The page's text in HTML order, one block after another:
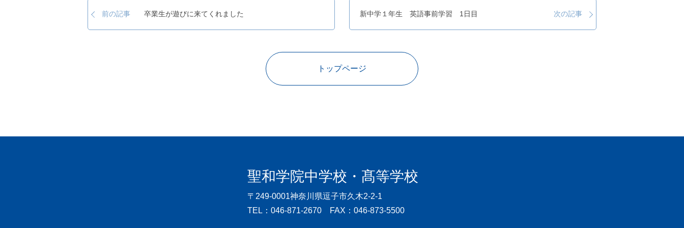
前の記事 卒業生が遊びに来てくれました 新中学１年生 英語事前学習 1日目 次の記事
トップページ
聖和学院中学校・髙等学校
〒249-0001神奈川県逗子市久木2-2-1
TEL：046-871-2670 FAX：046-873-5500